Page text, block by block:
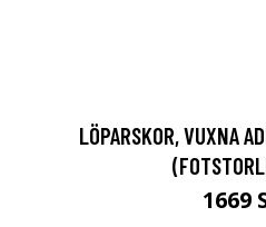
LÖPARSKOR, VUXNA
1669